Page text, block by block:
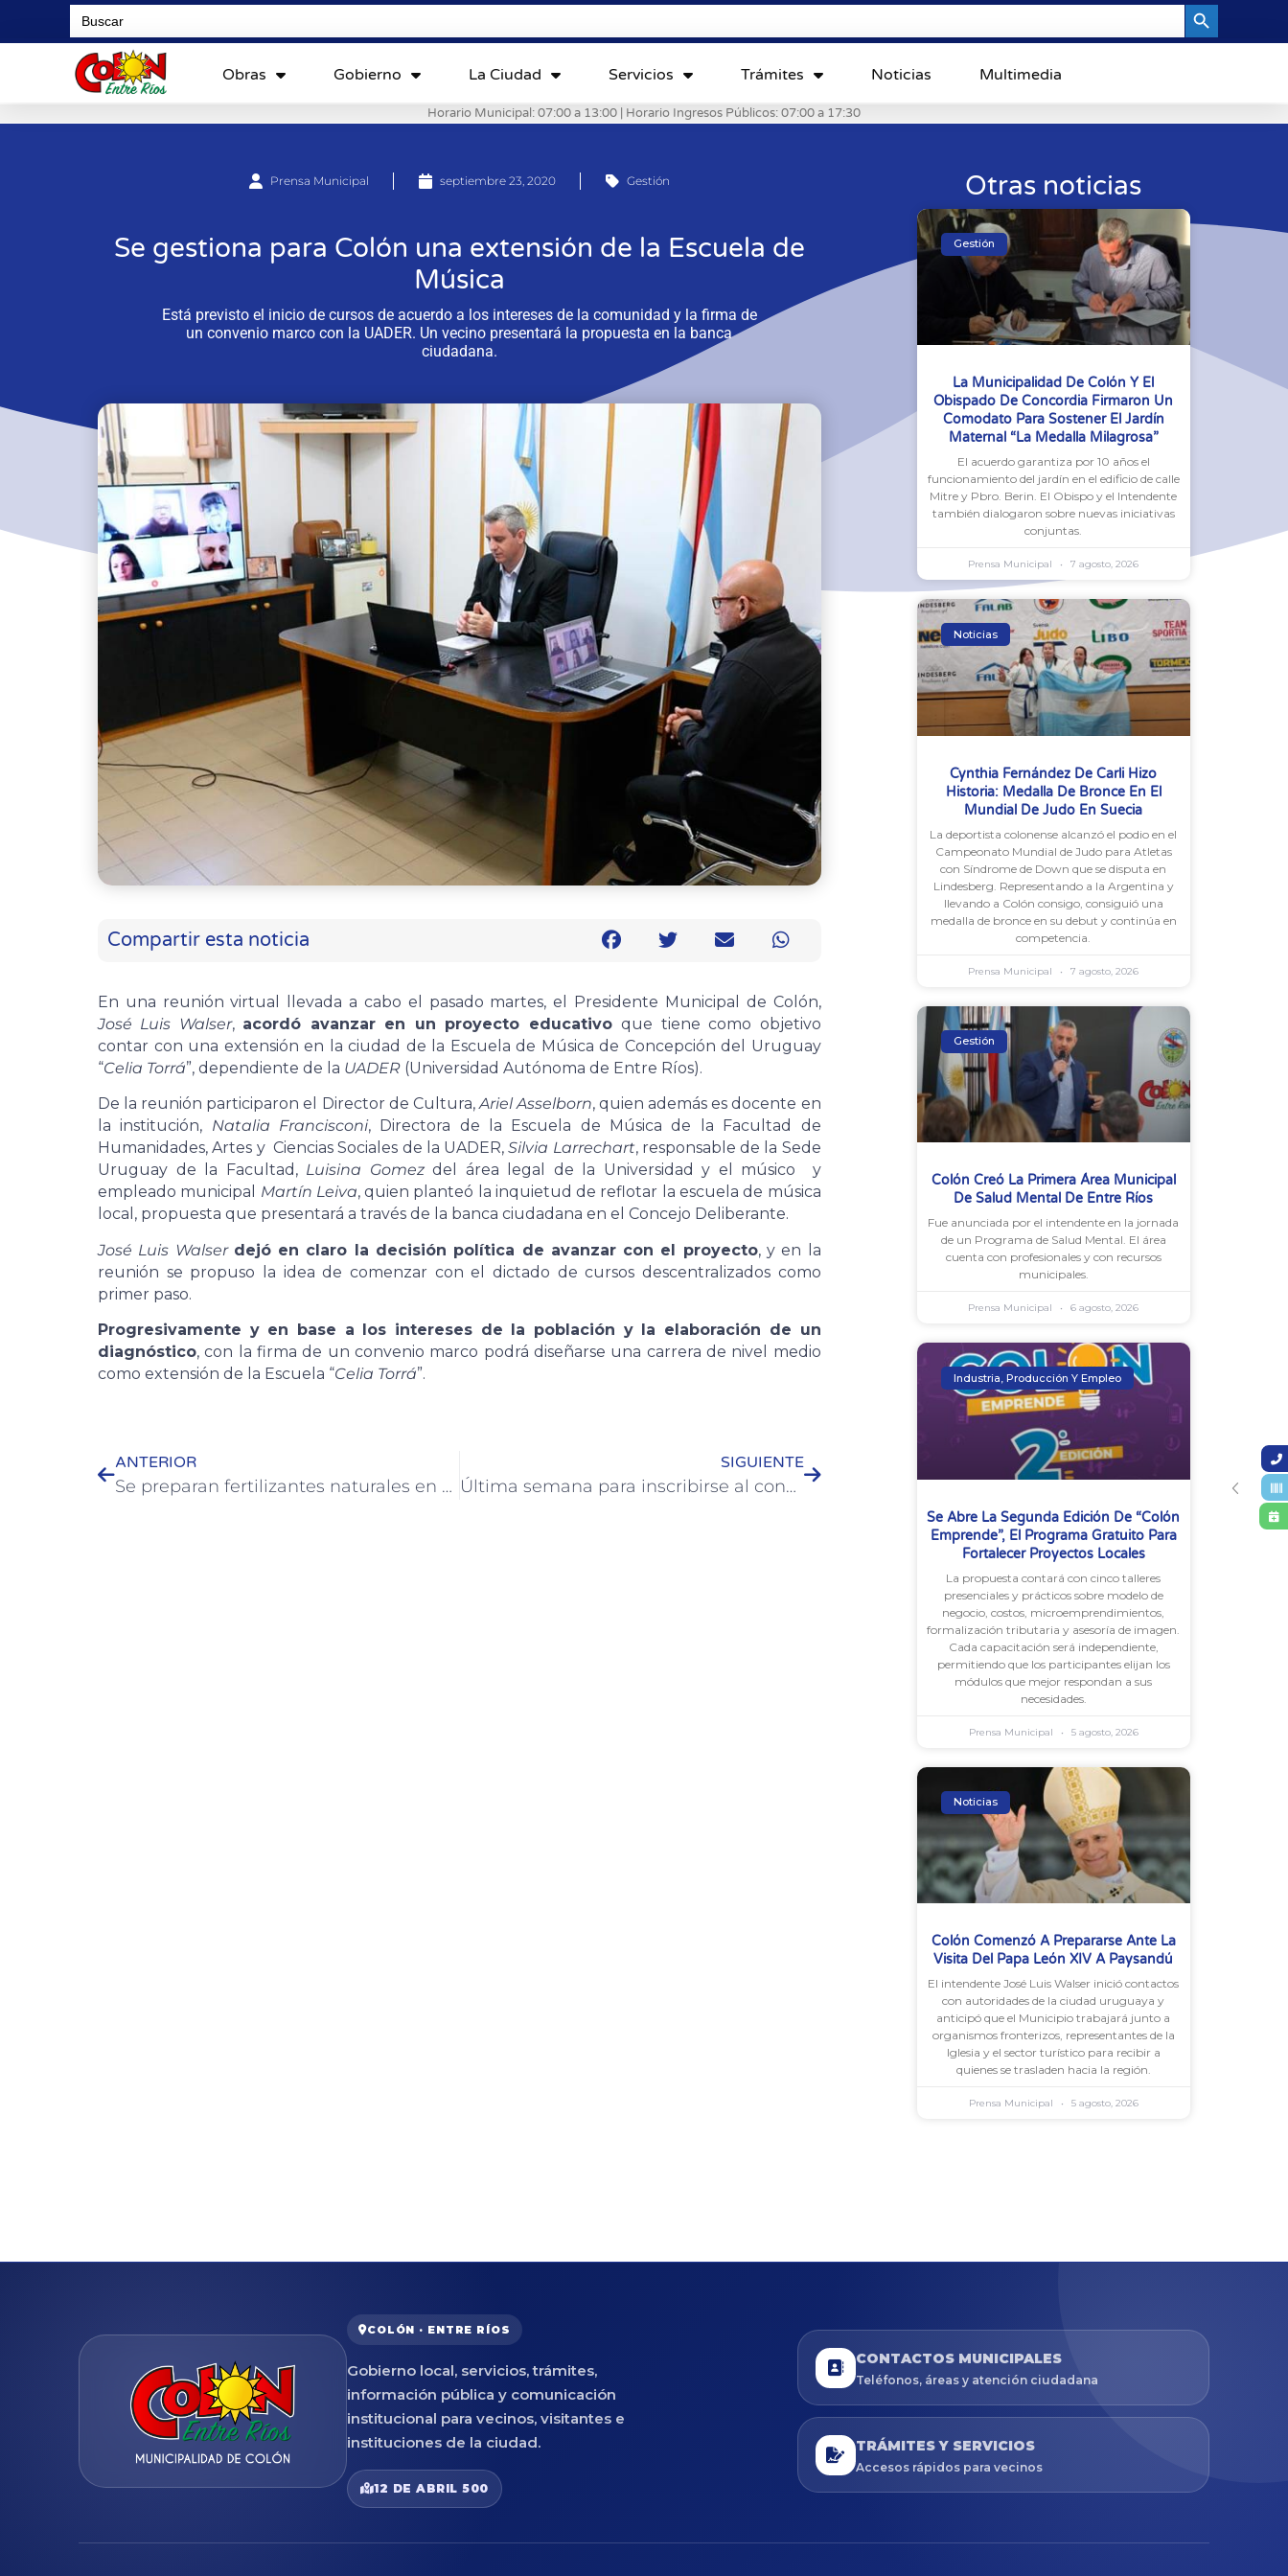
Search
for:
Obras Gobierno La Ciudad Servicios Trámites Noticias Multimedia
Horario Municipal: 07:00 a 13:00 | Horario Ingresos Públicos: 07:00 a 17:30
Prensa Municipal septiembre 23, 2020 Gestión
Se gestiona para Colón una extensión de la Escuela de
Música
Está previsto el inicio de cursos de acuerdo a los intereses de la comunidad y la firma de
un convenio marco con la UADER. Un vecino presentará la propuesta en la banca
ciudadana.
Compartir esta noticia
En una reunión virtual llevada a cabo el pasado martes, el Presidente Municipal de Colón,
José Luis Walser, acordó avanzar en un proyecto educativoque tiene como objetivo
contar con una extensión en la ciudad de la Escuela de Música de Concepción del Uruguay
“Celia Torrá”, dependiente de la UADER (Universidad Autónoma de Entre Ríos).
De la reunión participaron el Director de Cultura,Ariel Asselborn, quien además es docente en
la institución, Natalia Francisconi, Directora de la Escuela de Música de la Facultad de
Humanidades, Artes y Ciencias Sociales de la UADER,Silvia Larrechart, responsable de la Sede
Uruguay de la Facultad, Luisina Gomezdel área legal de la Universidad y el músico y
empleado municipal Martín Leiva, quien planteó la inquietud de reflotar la escuela de música
local, propuesta que presentará a través de la banca ciudadana en el Concejo Deliberante.
José Luis Walser dejó en claro la decisión política de avanzar con el proyecto, y en la
reunión se propuso la idea de comenzar con el dictado de cursos descentralizados como
primer paso.
Progresivamente y en base a los intereses de la población y la elaboración de un
diagnóstico, con la firma de un convenio marco podrá diseñarse una carrera de nivel medio
como extensión de la Escuela “Celia Torrá”.
ANTERIOR
Se preparan fertilizantes naturales en el vivero municipal de Colón
SIGUIENTE
Última semana para inscribirse al concurso de parques y jardines
Otras noticias
Gestión
La Municipalidad De Colón Y El
Obispado De Concordia Firmaron Un
Comodato Para Sostener El Jardín
Maternal “La Medalla Milagrosa”
El acuerdo garantiza por 10 años el
funcionamiento del jardín en el edificio de calle
Mitre y Pbro. Berin. El Obispo y el Intendente
también dialogaron sobre nuevas iniciativas
conjuntas.
Prensa Municipal 7 agosto, 2026
Noticias
Cynthia Fernández De Carli Hizo
Historia: Medalla De Bronce En El
Mundial De Judo En Suecia
La deportista colonense alcanzó el podio en el
Campeonato Mundial de Judo para Atletas
con Síndrome de Down que se disputa en
Lindesberg. Representando a la Argentina y
llevando a Colón consigo, consiguió una
medalla de bronce en su debut y continúa en
competencia.
Prensa Municipal 7 agosto, 2026
Gestión
Colón Creó La Primera Área Municipal
De Salud Mental De Entre Ríos
Fue anunciada por el intendente en la jornada
de un Programa de Salud Mental. El área
cuenta con profesionales y con recursos
municipales.
Prensa Municipal 6 agosto, 2026
Industria, Producción Y Empleo
Se Abre La Segunda Edición De “Colón
Emprende”, El Programa Gratuito Para
Fortalecer Proyectos Locales
La propuesta contará con cinco talleres
presenciales y prácticos sobre modelo de
negocio, costos, microemprendimientos,
formalización tributaria y asesoría de imagen.
Cada capacitación será independiente,
permitiendo que los participantes elijan los
módulos que mejor respondan a sus
necesidades.
Prensa Municipal 5 agosto, 2026
Noticias
Colón Comenzó A Prepararse Ante La
Visita Del Papa León XIV A Paysandú
El intendente José Luis Walser inició contactos
con autoridades de la ciudad uruguaya y
anticipó que el Municipio trabajará junto a
organismos fronterizos, representantes de la
Iglesia y el sector turístico para recibir a
quienes se trasladen hacia la región.
Prensa Municipal 5 agosto, 2026
COLÓN · ENTRE RÍOS
Gobierno local, servicios, trámites,
información pública y comunicación
institucional para vecinos, visitantes e
instituciones de la ciudad.
12 DE ABRIL 500
CONTACTOS MUNICIPALES
Teléfonos, áreas y atención ciudadana
TRÁMITES Y SERVICIOS
Accesos rápidos para vecinos